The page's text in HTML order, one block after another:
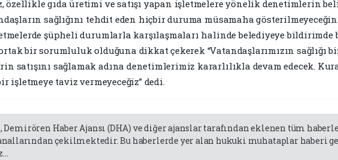
özellikle gıda üretimi ve satışı yapan işletmelere yönelik denetimlerin
sağlığını tehdit eden hiçbir duruma müsamaha
şüpheli durumlarla karşılaşmaları halinde belediyeye bildirimde
bir sorumluluk olduğuna dikkat çekerek “Vatandaşlarımızın sağlığı
satışını sağlamak adına denetimlerimiz kararlılıkla devam edecek.
işletmeye taviz vermeyeceğiz” dedi.
Demirören Haber Ajansı (DHA) ve diğer ajanslar tarafından eklenen tüm
çekilmektedir. Bu haberlerde yer alan hukuki muhataplar haberi